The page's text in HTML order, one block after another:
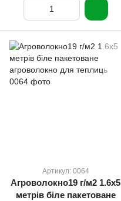
Артикул: 0064
Агроволокно19 г/м2 1.6х5
метрів біле пакетоване